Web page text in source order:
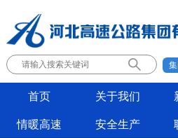
首页 关于我们
情暖高速 安全生产